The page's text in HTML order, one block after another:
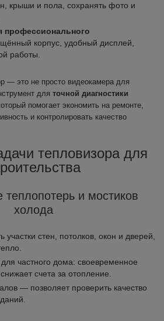
крыши и пола, сохранять фото и
профессионального
корпус, удобный дисплей,
работы.
— это не просто видеокамера для
для точной диагностики
помогает экономить на ремонте,
и контролировать качество
тепловизора для
и мостиков
холода
участки стен, потолков, окон и дверей,
частного дома: своевременное
счета за отопление.
— позволяет проверить качество